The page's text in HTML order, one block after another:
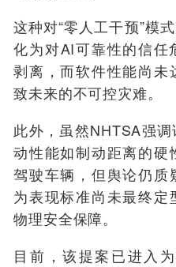
这种对“零人工干预”模
化为对AI可靠性的信任
剥离，而软件性能尚未
致未来的不可控灾难。
此外，虽然NHTSA强
动性能如制动距离的硬
驾驶车辆，但舆论仍质
为表现标准尚未最终定
物理安全保障。
目前，该提案已进入